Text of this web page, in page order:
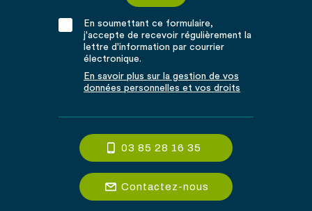
En soumettant ce formulaire,
j'accepte de recevoir régulièrement la
lettre d'information par courrier
électronique.
En savoir plus sur la gestion de vos
données personnelles et vos droits
03 85 28 16 35
Contactez-nous